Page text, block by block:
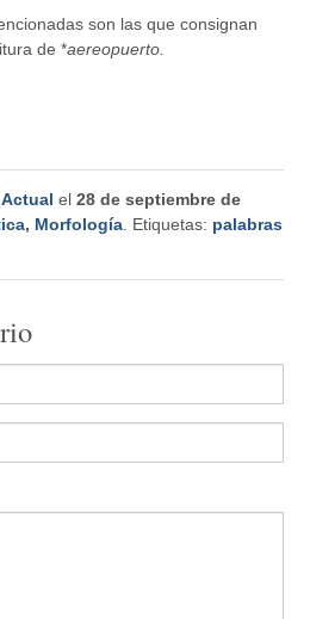
son las que consignan
de *aereopuerto.
el28 de septiembre de
, Morfología . Etiquetas: palabras